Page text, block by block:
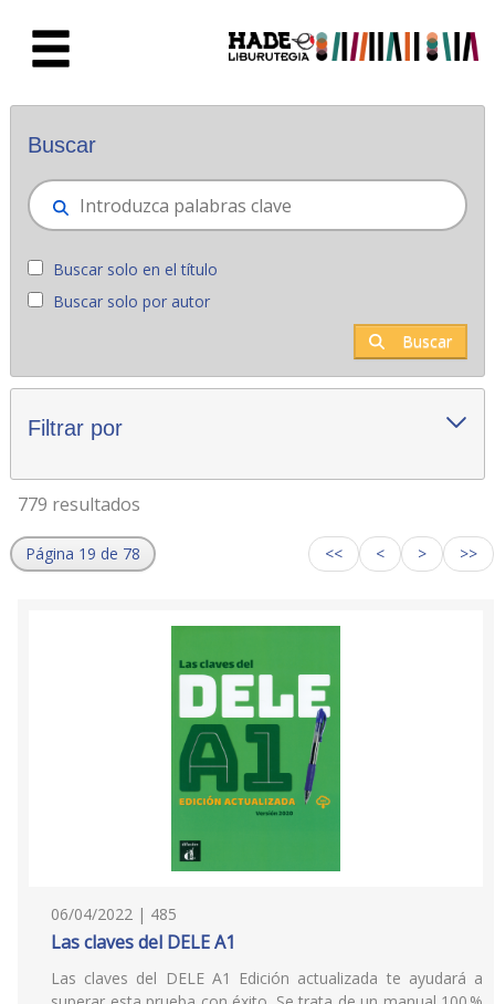
Novedades - Liburutegia
Buscar
Buscar solo en el título
Buscar solo por autor
Buscar
Filtrar por
779 resultados
Página 19 de 78 << < > >>
06/04/2022 | 485
Las claves del DELE A1
Las claves del DELE A1 Edición actualizada te ayudará a